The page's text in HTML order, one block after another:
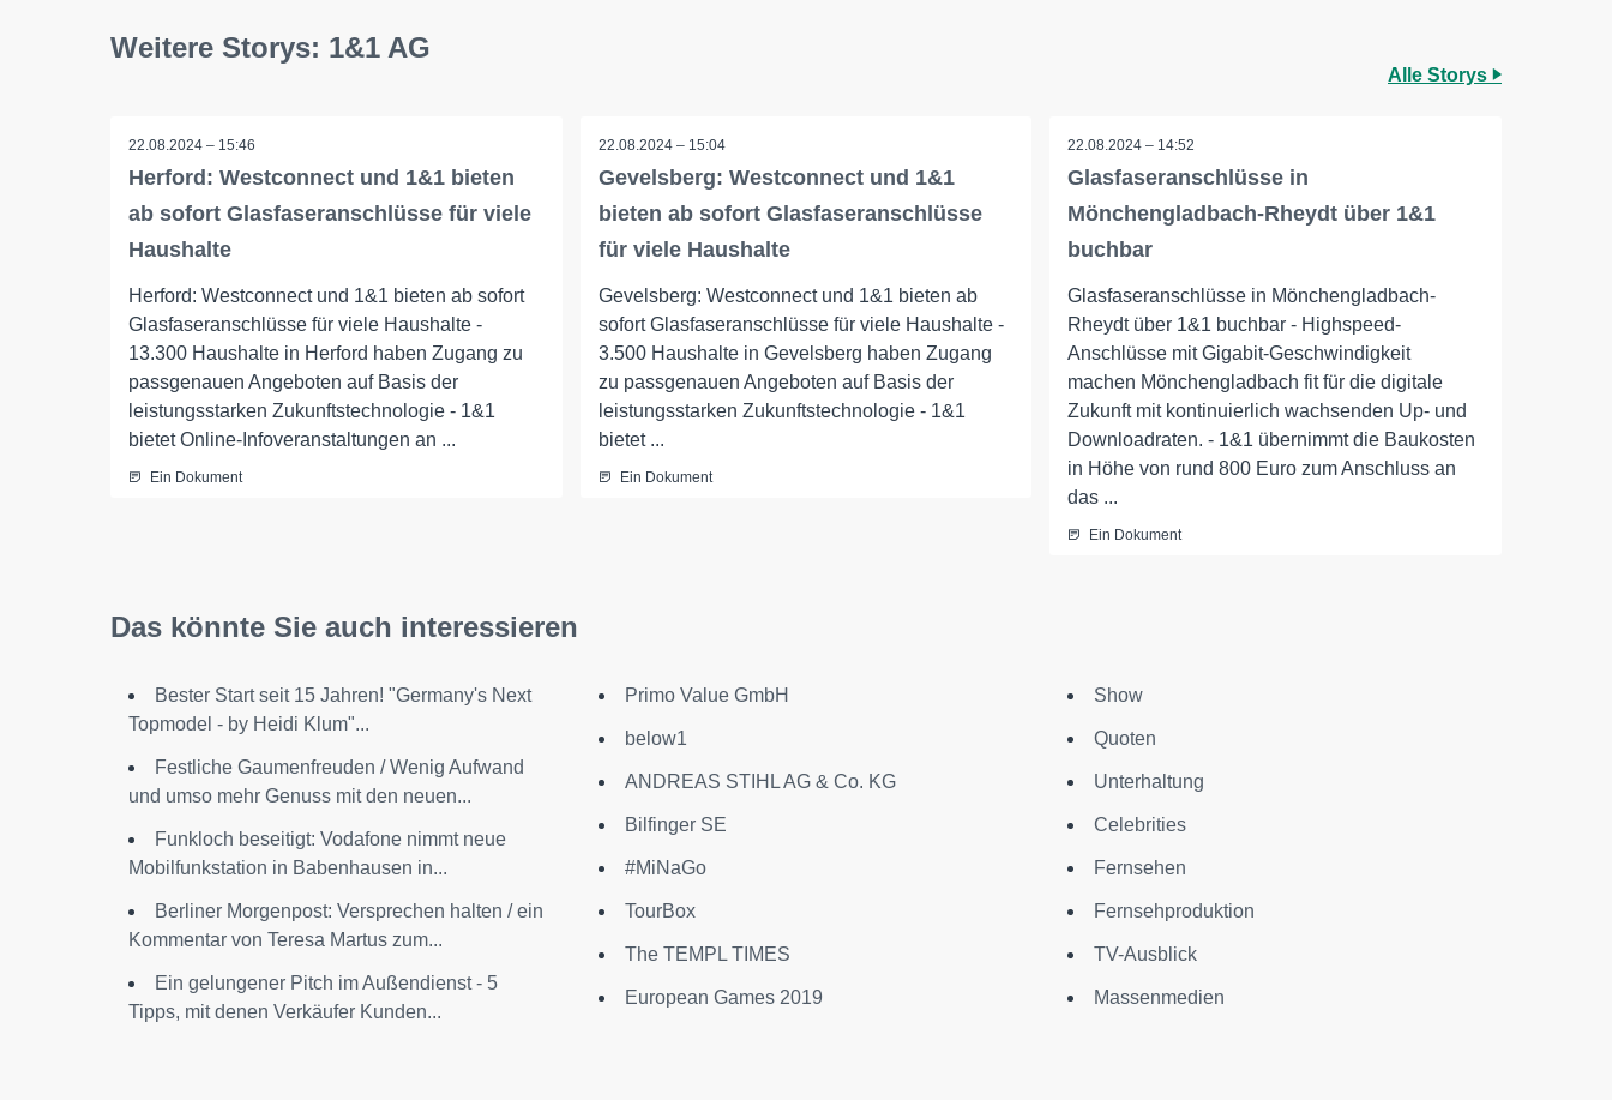
Weitere Storys: 1&1 AG
Alle Storys
22.08.2024 – 15:46
Herford: Westconnect und 1&1 bieten
ab sofort Glasfaseranschlüsse für viele
Haushalte
Herford: Westconnect und 1&1 bieten ab sofort
Glasfaseranschlüsse für viele Haushalte -
13.300 Haushalte in Herford haben Zugang zu
passgenauen Angeboten auf Basis der
leistungsstarken Zukunftstechnologie - 1&1
bietet Online-Infoveranstaltungen an ...
Ein Dokument
22.08.2024 – 15:04
Gevelsberg: Westconnect und 1&1
bieten ab sofort Glasfaseranschlüsse
für viele Haushalte
Gevelsberg: Westconnect und 1&1 bieten ab
sofort Glasfaseranschlüsse für viele Haushalte -
3.500 Haushalte in Gevelsberg haben Zugang
zu passgenauen Angeboten auf Basis der
leistungsstarken Zukunftstechnologie - 1&1
bietet ...
Ein Dokument
22.08.2024 – 14:52
Glasfaseranschlüsse in
Mönchengladbach-Rheydt über 1&1
buchbar
Glasfaseranschlüsse in Mönchengladbach-
Rheydt über 1&1 buchbar - Highspeed-
Anschlüsse mit Gigabit-Geschwindigkeit
machen Mönchengladbach fit für die digitale
Zukunft mit kontinuierlich wachsenden Up- und
Downloadraten. - 1&1 übernimmt die Baukosten
in Höhe von rund 800 Euro zum Anschluss an
das ...
Ein Dokument
Das könnte Sie auch interessieren
Bester Start seit 15 Jahren! "Germany's Next
Topmodel - by Heidi Klum"...
Festliche Gaumenfreuden / Wenig Aufwand
und umso mehr Genuss mit den neuen...
Funkloch beseitigt: Vodafone nimmt neue
Mobilfunkstation in Babenhausen in...
Berliner Morgenpost: Versprechen halten / ein
Kommentar von Teresa Martus zum...
Ein gelungener Pitch im Außendienst - 5
Tipps, mit denen Verkäufer Kunden...
Primo Value GmbH
below1
ANDREAS STIHL AG & Co. KG
Bilfinger SE
#MiNaGo
TourBox
The TEMPL TIMES
European Games 2019
Show
Quoten
Unterhaltung
Celebrities
Fernsehen
Fernsehproduktion
TV-Ausblick
Massenmedien